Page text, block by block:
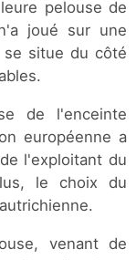
pelouse de
joué sur une
se situe du côté
de l'enceinte
européenne a
l'exploitant du
le choix du
venant de